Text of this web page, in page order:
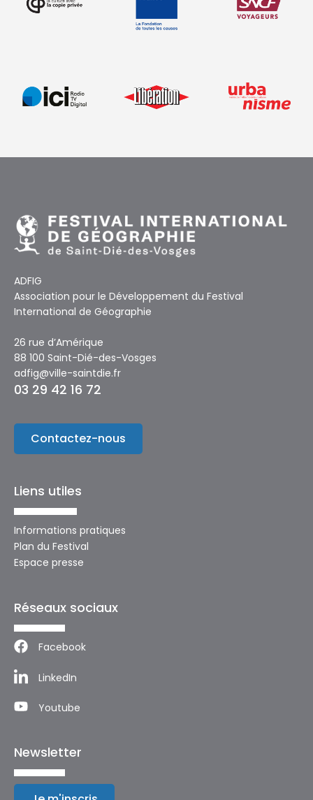
ADFIG
Association pour le Développement du Festival
International de Géographie
26 rue d’Amérique
88 100 Saint-Dié-des-Vosges
adfig@ville-saintdie.fr
03 29 42 16 72
Contactez-nous
Liens utiles
Informations pratiques
Plan du Festival
Espace presse
Réseaux sociaux
Facebook
LinkedIn
Youtube
Newsletter